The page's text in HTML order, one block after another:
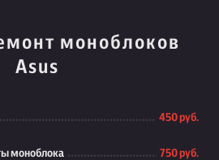
моноблоков
Asus
450 руб.
моноблока 750 руб.